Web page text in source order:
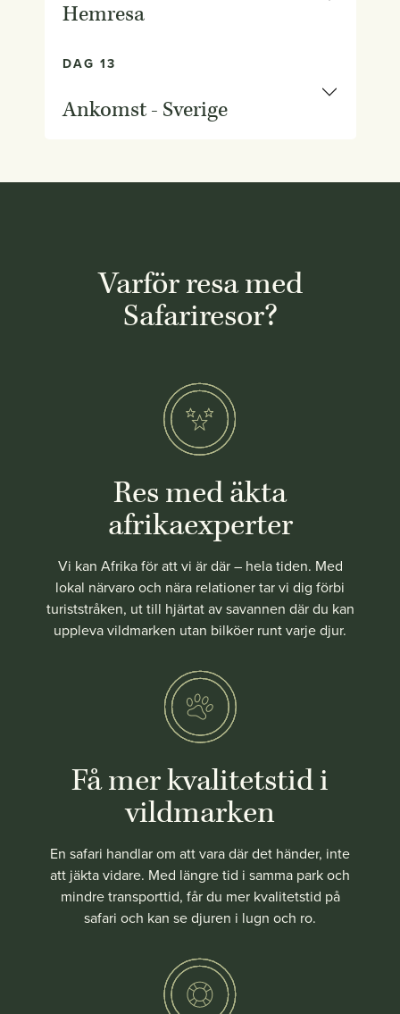
Hemresa
DAG 13
Ankomst - Sverige
Varför resa med
Safariresor?
Res med äkta
afrikaexperter
Vi kan Afrika för att vi är där – hela tiden. Med
lokal närvaro och nära relationer tar vi dig förbi
turiststråken, ut till hjärtat av savannen där du kan
uppleva vildmarken utan bilköer runt varje djur.
Få mer kvalitetstid i
vildmarken
En safari handlar om att vara där det händer, inte
att jäkta vidare. Med längre tid i samma park och
mindre transporttid, får du mer kvalitetstid på
safari och kan se djuren i lugn och ro.